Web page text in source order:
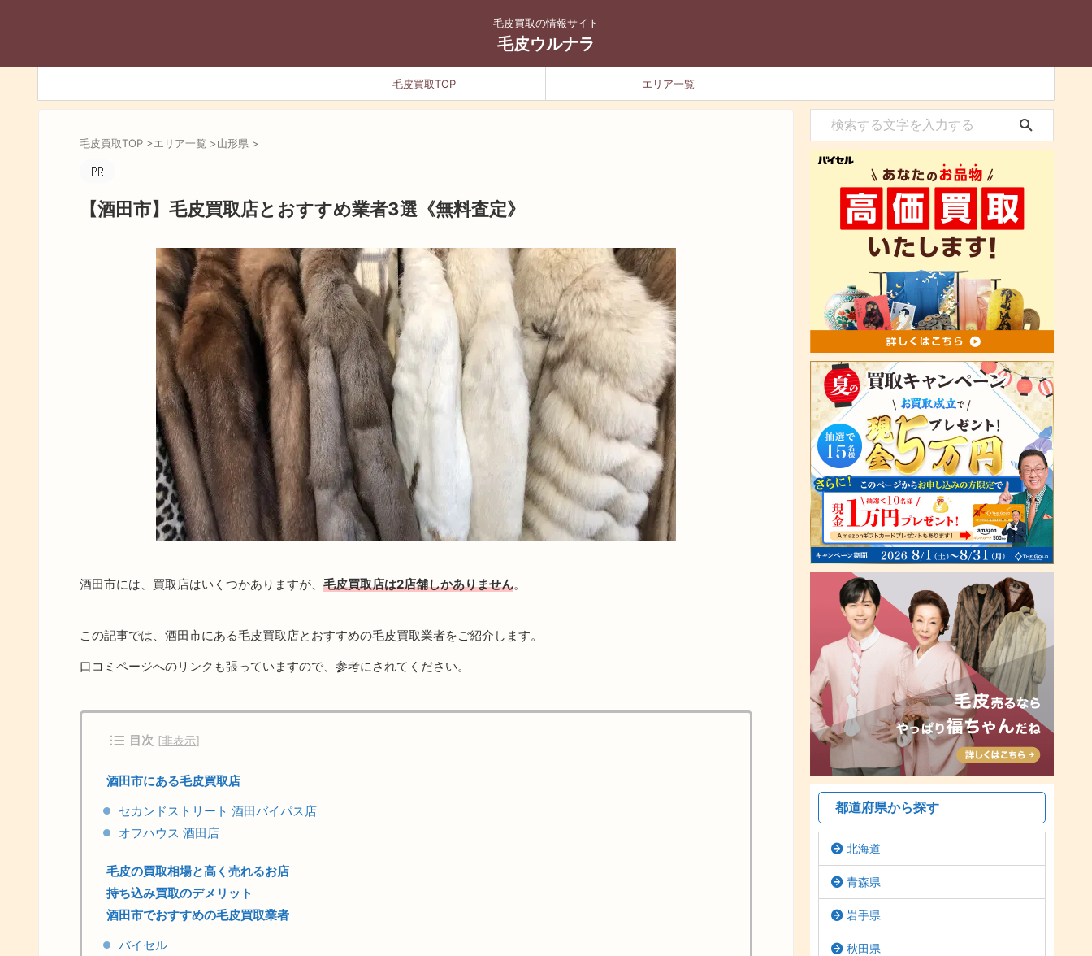
毛皮買取の情報サイト
毛皮ウルナラ
毛皮買取TOP エリア一覧
毛皮買取TOP >エリア一覧 >山形県 >
【酒田市】毛皮買取店とおすすめ業者3選《無料査定》
酒田市には、買取店はいくつかありますが、 毛皮買取店は2店舗しかありません。
この記事では、酒田市にある毛皮買取店とおすすめの毛皮買取業者をご紹介します。
口コミページへのリンクも張っていますので、参考にされてください。
目次 [非表示]
酒田市にある毛皮買取店
セカンドストリート 酒田バイパス店
オフハウス 酒田店
毛皮の買取相場と高く売れるお店
持ち込み買取のデメリット
酒田市でおすすめの毛皮買取業者
バイセル
都道府県から探す
北海道
青森県
岩手県
秋田県